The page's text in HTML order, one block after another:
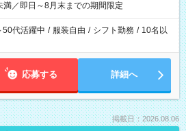
満／即日～8月末までの期間限定
50代活躍中 / 服装自由 / シフト勤務 / 10名以
応募する 詳細へ
掲載日：2026.08.06